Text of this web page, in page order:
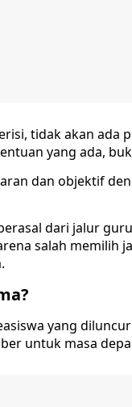
tidak akan ada
yang ada,
dan objektif
dari jalur
salah memilih
yang
untuk masa